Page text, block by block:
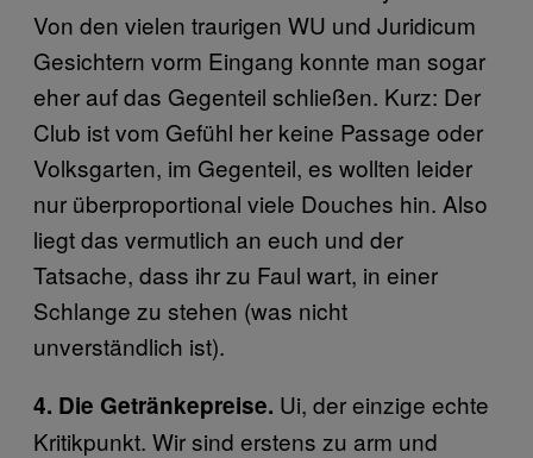
Von den vielen traurigen WU und Juridicum
Gesichtern vorm Eingang konnte man sogar
eher auf das Gegenteil schließen. Kurz: Der
Club ist vom Gefühl her keine Passage oder
Volksgarten, im Gegenteil, es wollten leider
nur überproportional viele Douches hin. Also
liegt das vermutlich an euch und der
Tatsache, dass ihr zu Faul wart, in einer
Schlange zu stehen (was nicht
unverständlich ist).
4. Die Getränkepreise. Ui, der einzige echte
Kritikpunkt. Wir sind erstens zu arm und